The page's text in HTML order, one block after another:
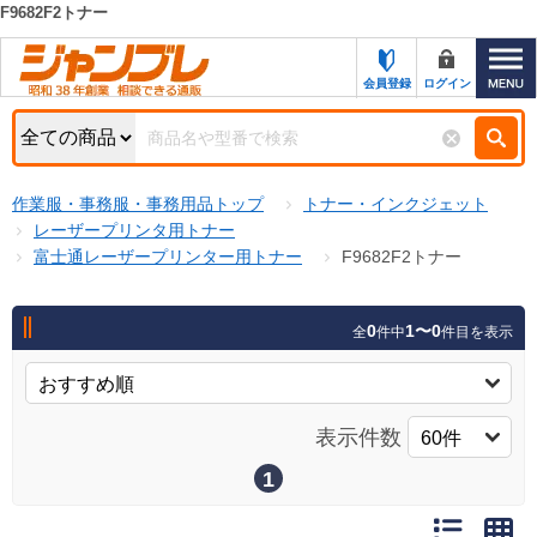
カテゴリー一覧
お知らせ
特集・キャンペーン一覧
初めての方へ
お問い合わせ
新規登録キャンペーン
キーワード検索
検索条件
商品カテゴリから選ぶ
商品ステータスで絞る
キャンペーン
F9682F2トナー
会員登録 ログイン
作業服・事務服・事務用品トップ
トナー・インクジェット
レーザープリンタ用トナー
富士通レーザープリンター用トナー
F9682F2トナー
全0件中1〜0件目を表示
表示件数
1